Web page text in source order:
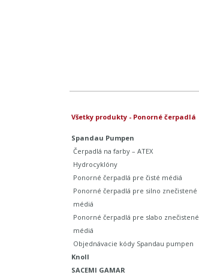
Všetky produkty - Ponorné čerpadlá
Spandau Pumpen
Čerpadlá na farby – ATEX
Hydrocyklóny
Ponorné čerpadlá pre čisté médiá
Ponorné čerpadlá pre silno znečistené
médiá
Ponorné čerpadlá pre slabo znečistené
médiá
Objednávacie kódy Spandau pumpen
Knoll
SACEMI GAMAR